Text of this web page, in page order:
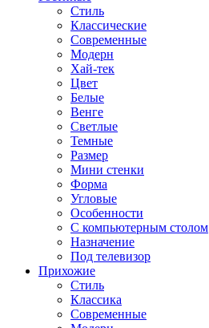
Стиль
Классические
Современные
Модерн
Хай-тек
Цвет
Белые
Венге
Светлые
Темные
Размер
Мини стенки
Форма
Угловые
Особенности
С компьютерным столом
Назначение
Под телевизор
Прихожие
Стиль
Классика
Современные